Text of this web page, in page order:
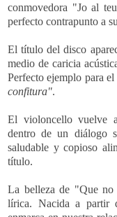
conmovedora "Jo al
perfecto contrapunto a
El título del disco
medio de caricia
Perfecto ejemplo para el
confitura".
El violoncello vuelve
dentro de un diálogo
saludable y copioso
título.
La belleza de "Que
lírica. Nacida a partir